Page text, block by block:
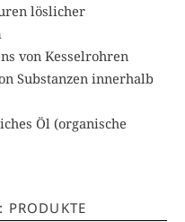
löslicher
von Kesselrohren
Substanzen innerhalb
Öl (organische
PRODUKTE